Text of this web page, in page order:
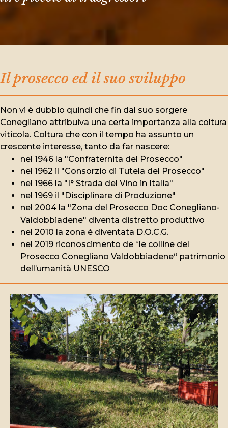
Il prosecco ed il suo sviluppo
Non vi è dubbio quindi che fin dal suo sorgere
Conegliano attribuiva una certa importanza alla coltura
viticola. Coltura che con il tempo ha assunto un
crescente interesse, tanto da far nascere:
nel 1946 la "Confraternita del Prosecco"
nel 1962 il "Consorzio di Tutela del Prosecco"
nel 1966 la "I° Strada del Vino in Italia"
nel 1969 il "Disciplinare di Produzione"
nel 2004 la "Zona del Prosecco Doc Conegliano-
Valdobbiadene" diventa distretto produttivo
nel 2010 la zona è diventata D.O.C.G.
nel 2019 riconoscimento de “le colline del
Prosecco Conegliano Valdobbiadene“ patrimonio
dell’umanità UNESCO